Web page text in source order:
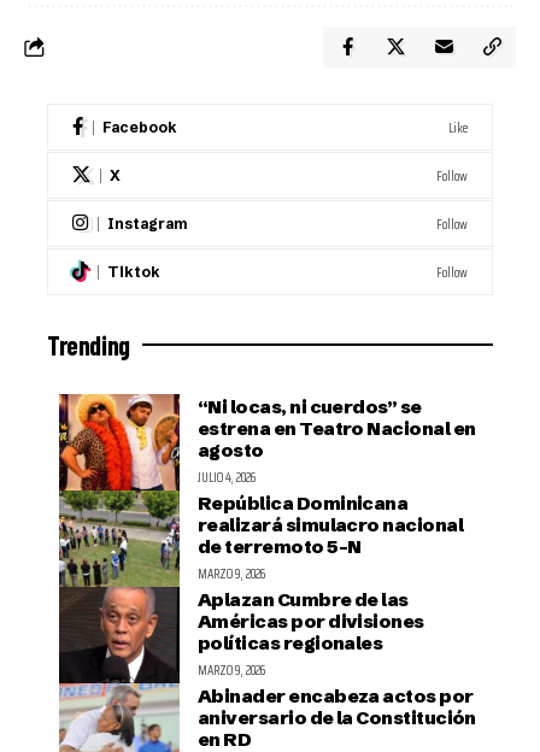
Facebook Like
X Follow
Instagram Follow
Tiktok Follow
Trending
“Ni locas, ni cuerdos” se
estrena en Teatro Nacional en
agosto
JULIO 4, 2026
República Dominicana
realizará simulacro nacional
de terremoto 5-N
MARZO 9, 2026
Aplazan Cumbre de las
Américas por divisiones
políticas regionales
MARZO 9, 2026
Abinader encabeza actos por
aniversario de la Constitución
en RD